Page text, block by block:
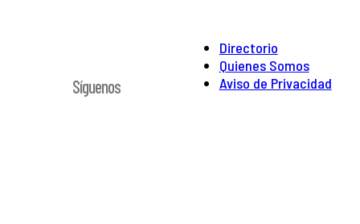
Directorio
Quienes Somos
Aviso de Privacidad
Síguenos